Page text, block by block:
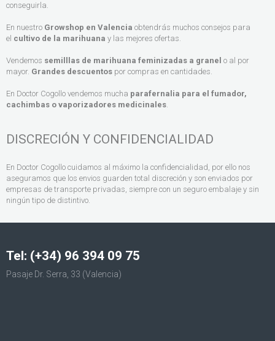
conseguirla.
En nuestro Growshop en Valencia obtendrás muchos consejos para
el cultivo de la marihuana y las mejores ofertas.
Vendemos semilllas de marihuana feminizadas a granel o al por
mayor. Grandes descuentos por compras en cantidades.
En Doctor Cogollo vendemos mucha parafernalia para el fumador,
cachimbas o vaporizadores medicinales.
DISCRECIÓN Y CONFIDENCIALIDAD
En Doctor Cogollo cuidamos al máximo la confidencialidad, por ello nos
aseguramos que los envios guarden total discreción y son enviados por
empresas de transporte privadas, siempre con un seguro embalaje y sin
ningún tipo de distintivo.
Tel: (+34) 96 394 09 75
Pasaje Dr. Serra, 33 (Valencia)